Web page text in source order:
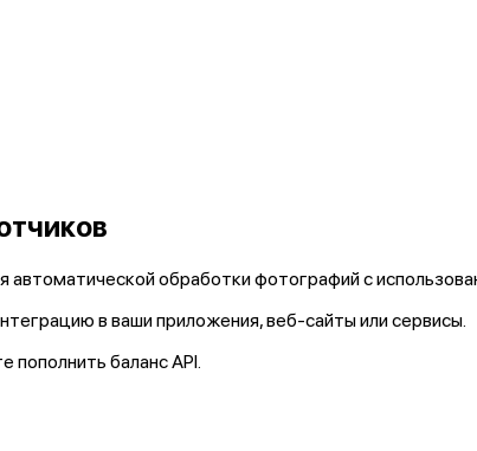
обработки фотографий с
в ваши приложения, веб-сайты или сервисы.
пополнить баланс API.